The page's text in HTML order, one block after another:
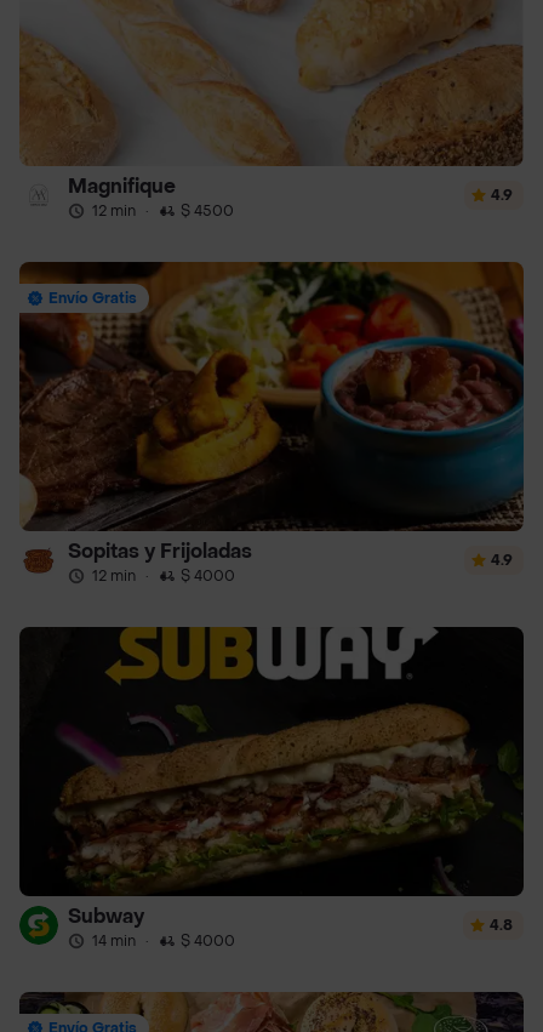
Magnifique
12 min · $ 4500
4.9
Envío Gratis
Sopitas y Frijoladas
12 min · $ 4000
4.9
Subway
14 min · $ 4000
4.8